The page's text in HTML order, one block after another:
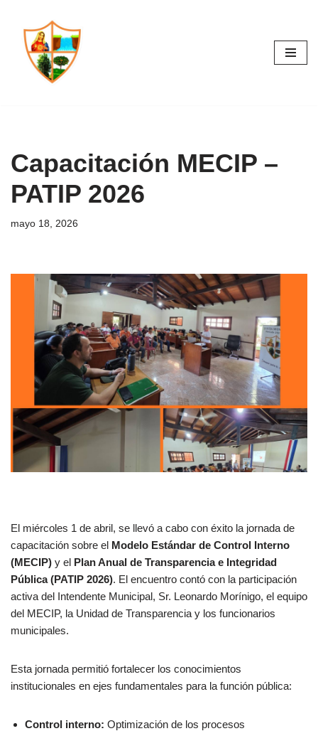
Saltar
contenido
Capacitación MECIP –
PATIP 2026
mayo 18, 2026
El miércoles 1 de abril, se llevó a cabo con éxito la jornada de
capacitación sobre el Modelo Estándar de Control Interno
(MECIP) y el Plan Anual de Transparencia e Integridad
Pública (PATIP 2026). El encuentro contó con la participación
activa del Intendente Municipal, Sr. Leonardo Morínigo, el equipo
del MECIP, la Unidad de Transparencia y los funcionarios
municipales.
Esta jornada permitió fortalecer los conocimientos
institucionales en ejes fundamentales para la función pública:
Control interno: Optimización de los procesos